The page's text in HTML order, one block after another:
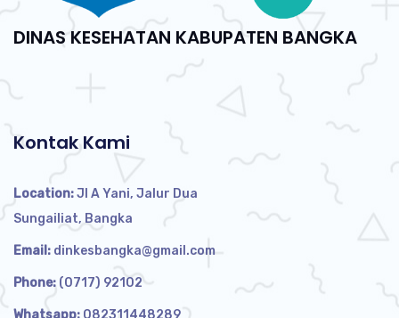
DINAS KESEHATAN KABUPATEN BANGKA
Kontak Kami
Location:Jl A Yani, Jalur Dua
Sungailiat, Bangka
Email: dinkesbangka@gmail.com
Phone: (0717) 92102
Whatsapp: 082311448289